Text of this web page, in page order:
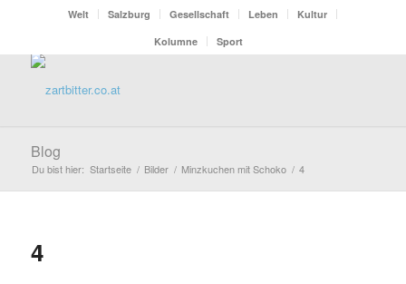
Welt Salzburg Gesellschaft Leben
Kultur
Kolumne
Sport
Blog
Du bist hier: Startseite / Bilder / Minzkuchen mit Schoko / 4
4